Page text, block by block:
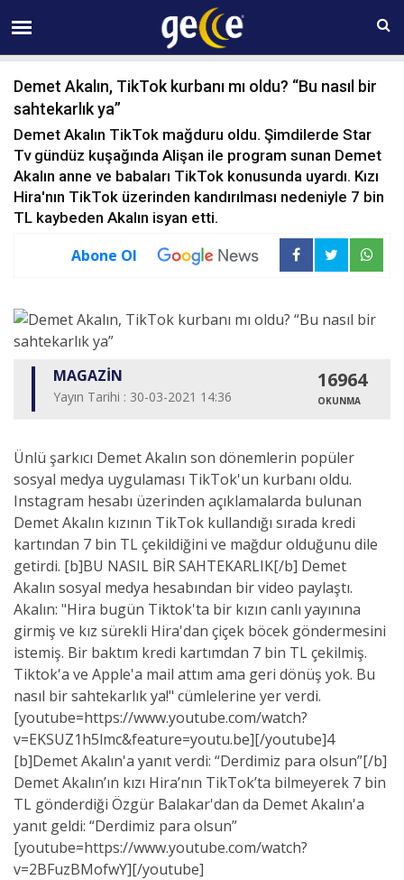
09 AĞUSTOS Pazar 09:36
Demet Akalın, TikTok kurbanı mı oldu? “Bu nasıl bir
sahtekarlık ya”
Demet Akalın TikTok mağduru oldu. Şimdilerde Star
Tv gündüz kuşağında Alişan ile program sunan Demet
Akalın anne ve babaları TikTok konusunda uyardı. Kızı
Hira'nın TikTok üzerinden kandırılması nedeniyle 7 bin
TL kaybeden Akalın isyan etti.
Abone Ol
MAGAZİN
Yayın Tarihi : 30-03-2021 14:36
16964
OKUNMA
Ünlü şarkıcı Demet Akalın son dönemlerin popüler
sosyal medya uygulaması TikTok'un kurbanı oldu.
Instagram hesabı üzerinden açıklamalarda bulunan
Demet Akalın kızının TikTok kullandığı sırada kredi
kartından 7 bin TL çekildiğini ve mağdur olduğunu dile
getirdi. [b]BU NASIL BİR SAHTEKARLIK[/b] Demet
Akalın sosyal medya hesabından bir video paylaştı.
Akalın: "Hira bugün Tiktok'ta bir kızın canlı yayınına
girmiş ve kız sürekli Hira'dan çiçek böcek göndermesini
istemiş. Bir baktım kredi kartımdan 7 bin TL çekilmiş.
Tiktok'a ve Apple'a mail attım ama geri dönüş yok. Bu
nasıl bir sahtekarlık ya!" cümlelerine yer verdi.
[youtube=https://www.youtube.com/watch?
v=EKSUZ1h5lmc&feature=youtu.be][/youtube]4
[b]Demet Akalın'a yanıt verdi: “Derdimiz para olsun”[/b]
Demet Akalın’ın kızı Hira’nın TikTok’ta bilmeyerek 7 bin
TL gönderdiği Özgür Balakar'dan da Demet Akalın'a
yanıt geldi: “Derdimiz para olsun”
[youtube=https://www.youtube.com/watch?
v=2BFuzBMofwY][/youtube]